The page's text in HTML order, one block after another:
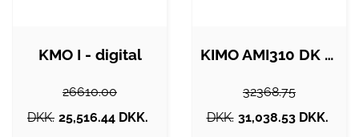
KMO I - digital
26610.00
DKK. 25,516.44 DKK.
KIMO AMI310 DK - Lufthastighed/Flow,…
32368.75
DKK. 31,038.53 DKK.